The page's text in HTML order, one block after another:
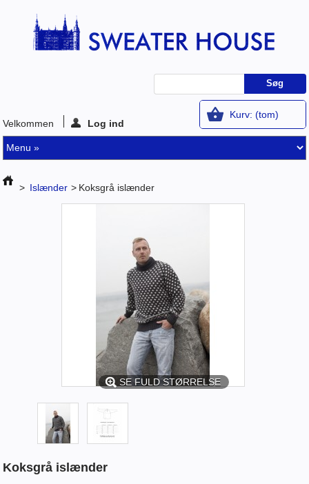
Kurv: (tom)
Velkommen
Log ind
> Islænder > Koksgrå islænder
SE FULD STØRRELSE
Koksgrå islænder